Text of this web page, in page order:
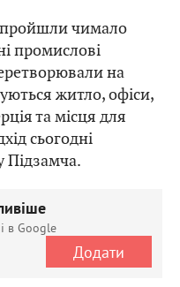
пройшли чимало
промислові
на
житло, офіси,
та місця для
сьогодні
Підзамча.
в Google
Додати